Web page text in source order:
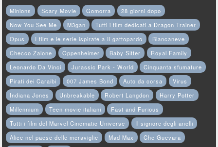
Minions Scary Movie Gomorra
28 giorni dopo
Now You See Me
M3gan
Tutti i film dedicati a Dragon Trainer
Opus
I film e le serie ispirate a Il gattopardo
Biancaneve
Checco Zalone
Oppenheimer Baby Sitter
Royal Family
Leonardo Da Vinci
Jurassic Park - World
Cinquanta sfumature
Pirati dei Caraibi
007 James Bond Auto da corsa
Virus
Indiana Jones
Unbreakable Robert Langdon
Harry Potter
Millennium
Teen movie italiani
Fast and Furious
Tutti i film del Marvel Cinematic Universe
Il signore degli anelli
Alice nel paese delle meraviglie
Mad Max
Che Guevara